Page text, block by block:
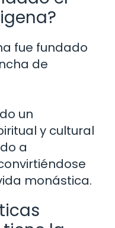
fue fundado
de
un
y cultural
a
monástica.